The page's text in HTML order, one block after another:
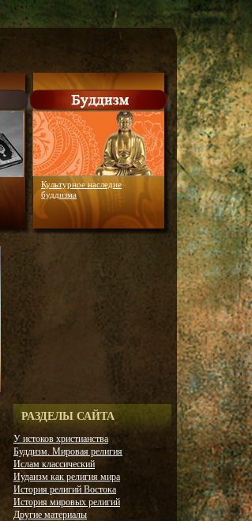
Культурное наследие
буддизма
РАЗДЕЛЫ САЙТА
У истоков христианства
Буддизм. Мировая религия
Ислам классический
Иудаизм как религия мира
История религий Востока
История мировых религий
Другие материалы